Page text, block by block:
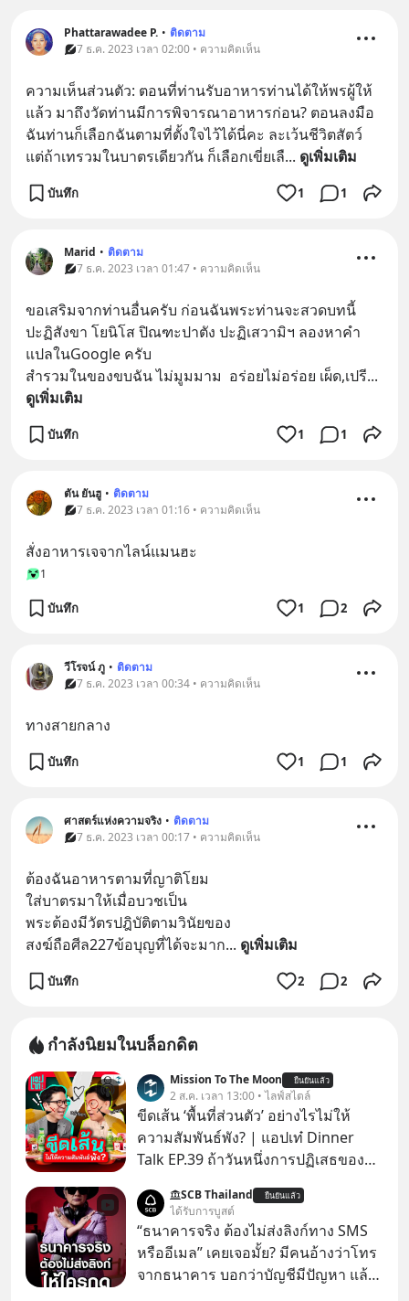
Phattarawadee P. • ติดตาม
7 ธ.ค. 2023 เวลา 02:00 • ความคิดเห็น
ความเห็นส่วนตัว: ตอนที่ท่านรับอาหารท่านได้ให้พรผู้ให้
แล้ว มาถึงวัดท่านมีการพิจารณาอาหารก่อน? ตอนลงมือ
ฉันท่านก็เลือกฉันตามที่ตั้งใจไว้ได้นี่คะ ละเว้นชีวิตสัตว์
แต่ถ้าเทรวมในบาตรเดียวกัน ก็เลือกเขี่ยเลื... ดูเพิ่มเติม
บันทึก 1 1
Marid • ติดตาม
7 ธ.ค. 2023 เวลา 01:47 • ความคิดเห็น
ขอเสริมจากท่านอื่นครับ ก่อนฉันพระท่านจะสวดบทนี้
ปะฏิสังขา โยนิโส ปิณฑะปาตัง ปะฏิเสวามิฯ ลองหาคำ
แปลในGoogle ครับ
สำรวมในของขบฉัน ไม่มูมมาม  อร่อยไม่อร่อย เผ็ด,เปรี...
ดูเพิ่มเติม
บันทึก 1 1
ตัน ยันฮู • ติดตาม
7 ธ.ค. 2023 เวลา 01:16 • ความคิดเห็น
สั่งอาหารเจจากไลน์แมนฮะ
1
บันทึก 1 2
วีโรจน์ ภู • ติดตาม
7 ธ.ค. 2023 เวลา 00:34 • ความคิดเห็น
ทางสายกลาง
บันทึก 1 1
ศาสตร์แห่งความจริง • ติดตาม
7 ธ.ค. 2023 เวลา 00:17 • ความคิดเห็น
ต้องฉันอาหารตามที่ญาติโยม
ใส่บาตรมาให้เมื่อบวชเป็น
พระต้องมีวัตรปฎิบัติตามวินัยของ
สงฆ์ถือศีล227ข้อบุญที่ได้จะมาก... ดูเพิ่มเติม
บันทึก 2 2
กำลังนิยมในบล็อกดิต
Mission To The Moon ยืนยันแล้ว
2 ส.ค. เวลา 13:00 • ไลฟ์สไตล์
ขีดเส้น ‘พื้นที่ส่วนตัว’ อย่างไรไม่ให้
ความสัมพันธ์พัง? | แอปเท๋ Dinner
Talk EP.39 ถ้าวันหนึ่งการปฏิเสธของ
ตั้งกำแพงใส่และมองว่าเราเห็นแก่ตัวทั้ง
ที่เราเองก็ไม่เคยปฏิเสธใครอย่างนี้มา
ก่อน แต่พอตั้งใจจะ ‘สร้างขอบเขต’ เพื่อ
ตัวเองดูสักครั้ง กลับทำให้เกิดรอยร้าว
SCB Thailand ยืนยันแล้ว
ได้รับการบูสต์
“ธนาคารจริง ต้องไม่ส่งลิงก์ทาง SMS
หรืออีเมล” เคยเจอมั้ย? มีคนอ้างว่าโทร
จากธนาคาร บอกว่าบัญชีมีปัญหา แล้ว